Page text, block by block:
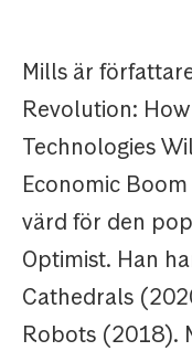
Mills är
Revolution:
Technologies
Economic
värd för den
Optimist. Han
Cathedrals
Robots (2018).